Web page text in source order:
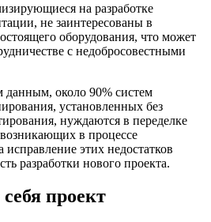
на разработке
не заинтересованы в
оборудования, что может
с недобросовестными
данным, около 90% систем
установленных без
нуждаются в переделке
в процессе
этих недостатков
разработки нового проекта.
проект